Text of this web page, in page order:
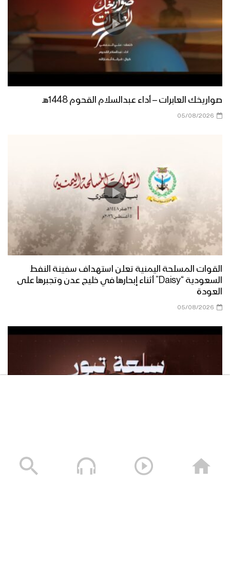
صواريخك العابرات – أداء عبدالسلام القحوم 1448هـ
05/08/2026
القوات المسلحة اليمنية تعلن استهداف سفينة النفط
السعودية “Daisy” أثناء إبحارها في خليج عدن وتجبرها على
العودة
05/08/2026
سلعة تبور – القول السديد 1448هـ